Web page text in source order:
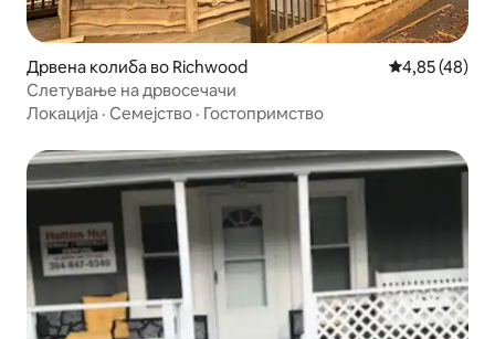
Дрвена колиба во Richwood Просечна
4,85 (48)
Слетување на дрвосечачи
Локација · Семејство · Гостопримство